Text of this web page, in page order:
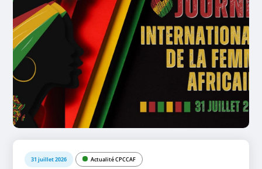
31 juillet 2026 Actualité CPCCAF